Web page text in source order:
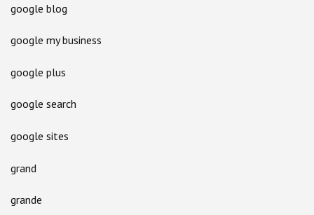
google blog
google my business
google plus
google search
google sites
grand
grande